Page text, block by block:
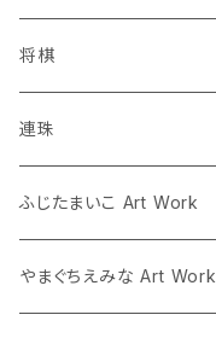
ツイクスト
将棋
囲碁
人狼
将棋
連珠
ふじたまいこ Art Work
やまぐちえみな Art Work